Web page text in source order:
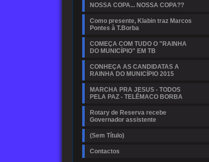
NOSSA COPA... NOSSA COPA??
Como presente, Klabin traz Marcos
Pontes à T.Borba
COMEÇA COM TUDO O "RAINHA
DO MUNICÍPIO" EM TB
CONHEÇA AS CANDIDATAS A
RAINHA DO MUNICÍPIO 2015
MARCHA PRA JESUS - TODOS
PELA PAZ - TELÊMACO BORBA
Rotary de Reserva recebe
Governador assistente
(Sem Título)
Contactos